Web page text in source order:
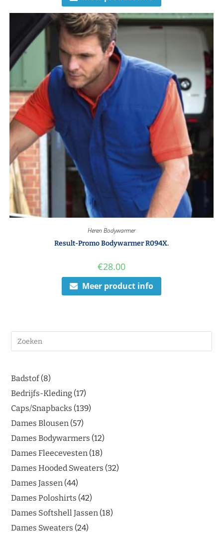
Heren Bodywarmer
Result-Promo Bodywarmer R094X.
€28.00
Meer product info
Badstof 8
Bedrijfs-Kleding 17
Caps/Snapbacks 139
Dames Blousen 57
Dames Bodywarmers 12
Dames Fleecevesten 18
Dames Hooded Sweaters 32
Dames Jassen 44
Dames Poloshirts 42
Dames Softshell Jassen 18
Dames Sweaters 24